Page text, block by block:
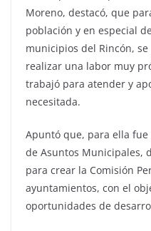
Moreno, destacó, que
población y en especial
municipios del Rincón,
realizar una labor muy
trabajó para atender y
necesitada.
Apuntó que, para ella
de Asuntos Municipales,
para crear la Comisión
ayuntamientos, con el
oportunidades de